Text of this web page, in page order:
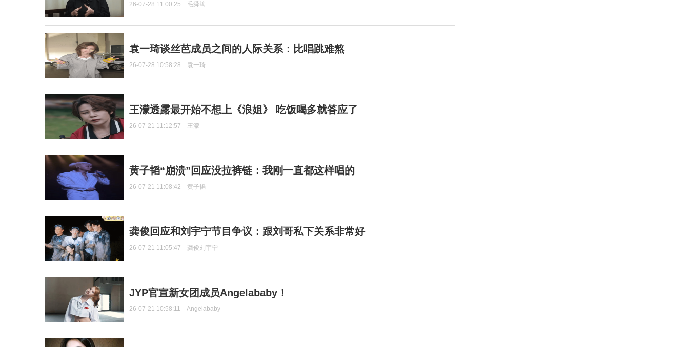
26-07-28 11:00:25 毛舜筠
袁一琦谈丝芭成员之间的人际关系：比唱跳难熬
26-07-28 10:58:28 袁一琦
王濛透露最开始不想上《浪姐》 吃饭喝多就答应了
26-07-21 11:12:57 王濛
黄子韬“崩溃”回应没拉裤链：我刚一直都这样唱的
26-07-21 11:08:42 黄子韬
龚俊回应和刘宇宁节目争议：跟刘哥私下关系非常好
26-07-21 11:05:47 龚俊刘宇宁
JYP官宣新女团成员Angelababy！
26-07-21 10:58:11 Angelababy